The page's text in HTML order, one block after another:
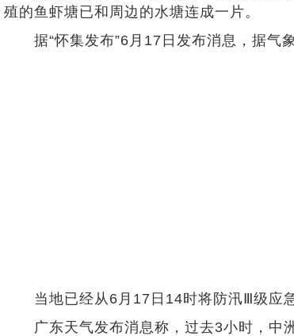
殖的鱼虾塘已和周边的水塘连成一片。
据“怀集发布”6月17日发布消息，据气象
当地已经从6月17日14时将防汛Ⅲ级应急
广东天气发布消息称，过去3小时，中洲